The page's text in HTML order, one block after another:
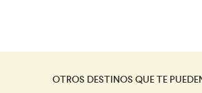
OTROS DESTINOS QUE TE